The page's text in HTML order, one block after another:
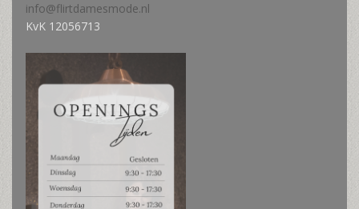
info@flirtdamesmode.nl
KvK 12056713